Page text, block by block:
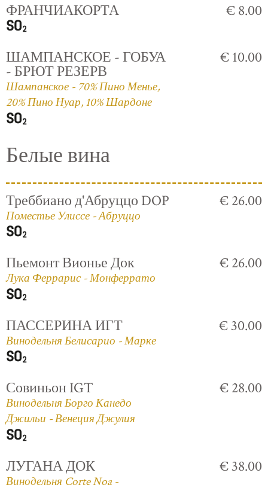
ФРАНЧИАКОРТА € 8.00
ШАМПАНСКОЕ - ГОБУА
- БРЮТ РЕЗЕРВ
Шампанское - 70% Пино Менье,
20% Пино Нуар, 10% Шардоне
€ 10.00
Белые вина
Треббиано д'Абруццо DOP
Поместье Улиссе - Абруццо
€ 26.00
Пьемонт Вионье Док
Лука Феррарис - Монферрато
€ 26.00
ПАССЕРИНА ИГТ
Винодельня Белисарио - Марке
€ 30.00
Совиньон IGT
Винодельня Борго Канедо
Джильи - Венеция Джулия
€ 28.00
ЛУГАНА ДОК
Винодельня Corte Noa -
€ 38.00